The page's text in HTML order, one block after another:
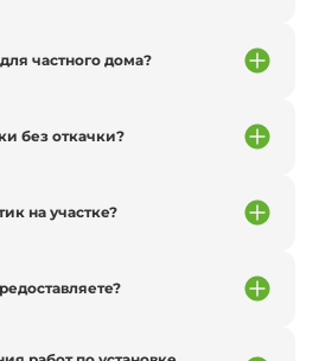
частного дома?
без откачки?
на участке?